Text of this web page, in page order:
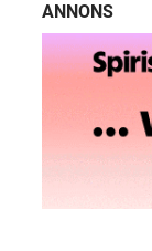
ANNONS